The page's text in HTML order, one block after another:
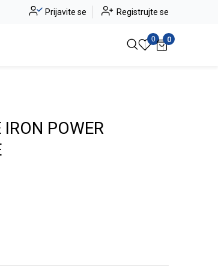
Novo u ponudi - Jadea Pogledaj više
Prijavite se Registrujte se
0 0
POWER